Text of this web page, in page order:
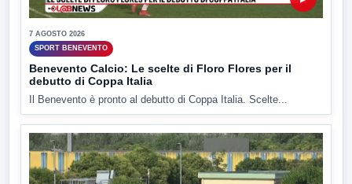
7 AGOSTO 2026
SPORT BENEVENTO
Benevento Calcio: Le scelte di Floro Flores per il
debutto di Coppa Italia
Il Benevento è pronto al debutto di Coppa Italia. Scelte...